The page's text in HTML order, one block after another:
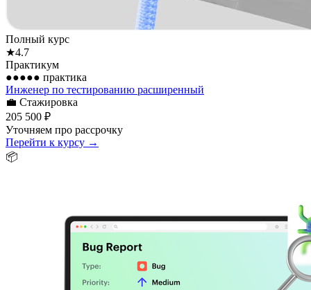
Полный курс
★4.7
Практикум
●●●●● практика
Инженер по тестированию расширенный
💼 Стажировка
205 500 ₽
Уточняем про рассрочку
Перейти к курсу →
📦